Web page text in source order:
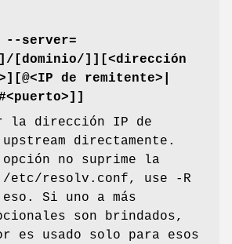
server=
[dominio/]][<dirección
de remitente>|
la dirección IP de
directamente.
no suprime la
/etc/resolv.conf, use -R
Si uno a más
son brindados,
es usado solo para esos